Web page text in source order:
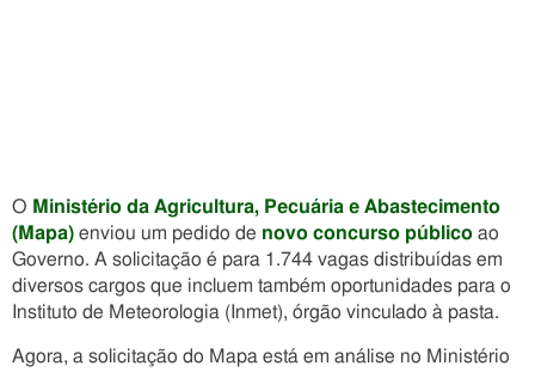
O Ministério da Agricultura, Pecuária e Abastecimento
(Mapa) enviou um pedido de novo concurso público ao
Governo. A solicitação é para 1.744 vagas distribuídas em
diversos cargos que incluem também oportunidades para o
Instituto de Meteorologia (Inmet), órgão vinculado à pasta.
Agora, a solicitação do Mapa está em análise no Ministério